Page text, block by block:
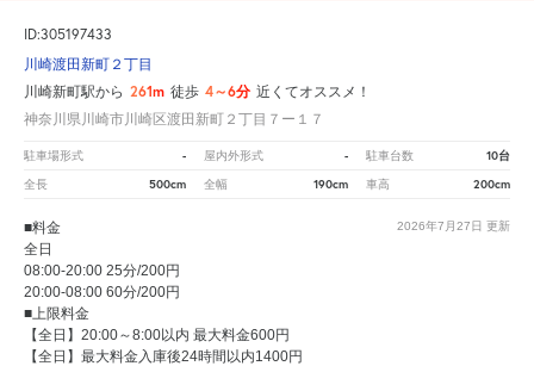
ID:305197433
川崎渡田新町２丁目
川崎新町駅から 261m 徒歩 4～6分 近くてオススメ！
神奈川県川崎市川崎区渡田新町２丁目７ー１７
駐車場形式 - 屋内外形式 - 駐車台数 10台
全長 500cm 全幅 190cm 車高 200cm
2026年7月27日 更新
■料金
全日
08:00-20:00 25分/200円
20:00-08:00 60分/200円
■上限料金
【全日】20:00～8:00以内 最大料金600円
【全日】最大料金入庫後24時間以内1400円